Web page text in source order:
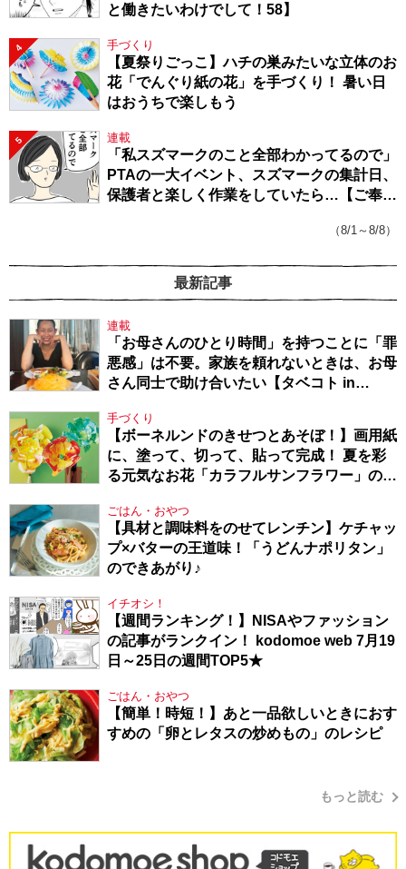
と働きたいわけでして！58】
4 手づくり
【夏祭りごっこ】ハチの巣みたいな立体のお
花「でんぐり紙の花」を手づくり！ 暑い日
はおうちで楽しもう
5 連載
「私スズマークのこと全部わかってるので」
PTAの一大イベント、スズマークの集計日、
保護者と楽しく作業をしていたら…【ご奉仕
（8/1～8/8）
最新記事
連載
「お母さんのひとり時間」を持つことに「罪
悪感」は不要。家族を頼れないときは、お母
さん同士で助け合いたい【タベコト in
手づくり
【ボーネルンドのきせつとあそぼ！】画用紙
に、塗って、切って、貼って完成！ 夏を彩
る元気なお花「カラフルサンフラワー」の作
ごはん・おやつ
【具材と調味料をのせてレンチン】ケチャッ
プ×バターの王道味！「うどんナポリタン」
のできあがり♪
イチオシ！
【週間ランキング！】NISAやファッション
の記事がランクイン！ kodomoe web 7月19
日～25日の週間TOP5★
ごはん・おやつ
【簡単！時短！】あと一品欲しいときにおす
すめの「卵とレタスの炒めもの」のレシピ
もっと読む